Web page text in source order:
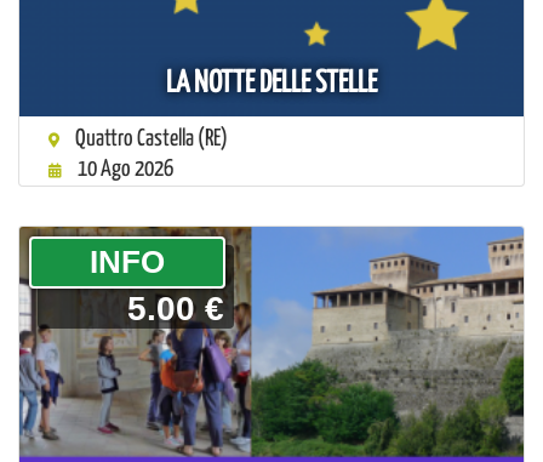
LA NOTTE DELLE STELLE
Quattro Castella (RE)
10 Ago 2026
­INFO
5.00 €